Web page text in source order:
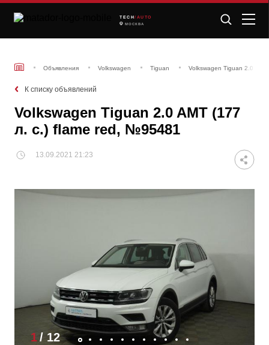
TECH /AUTO
МОСКВА
Объявления Volkswagen Tiguan Volkswagen Tiguan 2.0
К списку объявлений
Volkswagen Tiguan 2.0 AMT (177
л. с.) flame red, №95481
13.09.2021 21:23
1/ 12